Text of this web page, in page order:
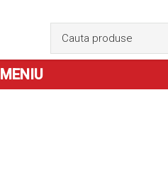
MENIU